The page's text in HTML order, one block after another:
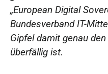
„European Digital
Bundesverband IT-
Gipfel damit genau
überfällig ist.